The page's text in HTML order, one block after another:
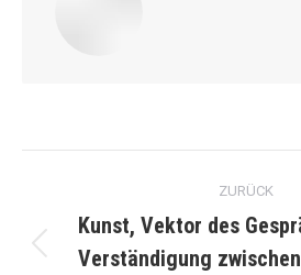
ZURÜCK
Kunst, Vektor des
Verständigung